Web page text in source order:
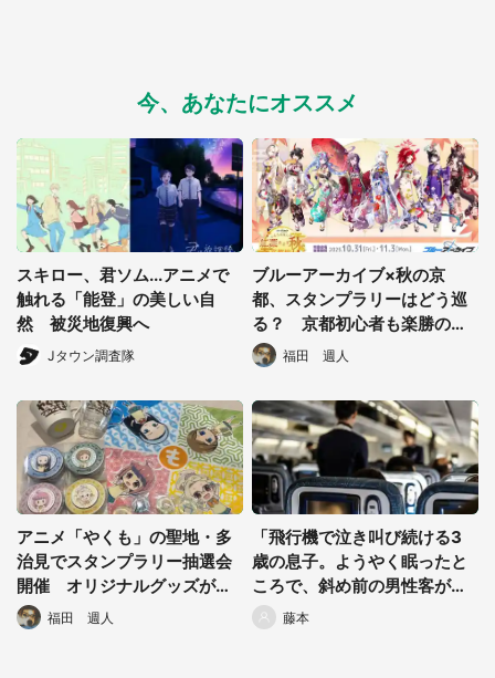
今、あなたにオススメ
スキロー、君ソム...アニメで
触れる「能登」の美しい自
然 被災地復興へ
Jタウン調査隊
ブルーアーカイブ×秋の京
都、スタンプラリーはどう巡
る？ 京都初心者も楽勝のル
ートを考えてみた
福田 週人
アニメ「やくも」の聖地・多
治見でスタンプラリー抽選会
開催 オリジナルグッズが当
たるチャンス！
福田 週人
「飛行機で泣き叫び続ける3
歳の息子。ようやく眠ったと
ころで、斜め前の男性客が振
り返り...」（都道府県・年齢
性別不明）
藤本